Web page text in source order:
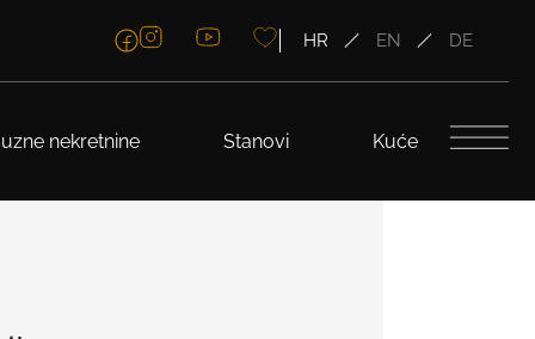
HR EN DE
nekretnine Stanovi Kuće